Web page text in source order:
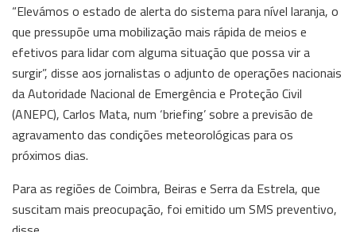
“Elevámos o estado de alerta do sistema para nível laranja, o
que pressupõe uma mobilização mais rápida de meios e
efetivos para lidar com alguma situação que possa vir a
surgir”, disse aos jornalistas o adjunto de operações nacionais
da Autoridade Nacional de Emergência e Proteção Civil
(ANEPC), Carlos Mata, num ‘briefing’ sobre a previsão de
agravamento das condições meteorológicas para os
próximos dias.
Para as regiões de Coimbra, Beiras e Serra da Estrela, que
suscitam mais preocupação, foi emitido um SMS preventivo,